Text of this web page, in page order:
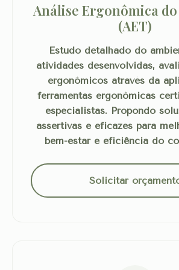
Análise Ergonômica
(AET)
Estudo detalhado do
atividades desenvolvidas,
ergonômicos através da
ferramentas ergonômicas
especialistas. Propondo
assertivas e eficazes para
bem-estar e eficiência do
Solicitar